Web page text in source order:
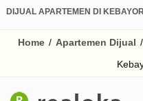
DIJUAL APARTEMEN DI
Home / Apartemen Dijual /